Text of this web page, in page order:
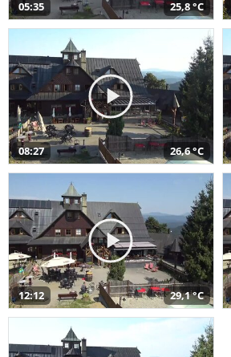
05:35 25,8 °C
08:27 26,6 °C
12:12 29,1 °C